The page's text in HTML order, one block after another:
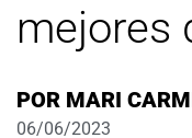
mejores
POR MARI
06/06/2023